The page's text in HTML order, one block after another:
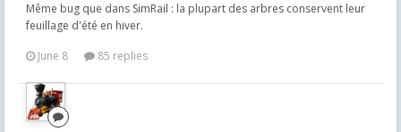
Même bug que dans SimRail : la plupart des arbres conservent leur
feuillage d'été en hiver.
June 8
85 replies